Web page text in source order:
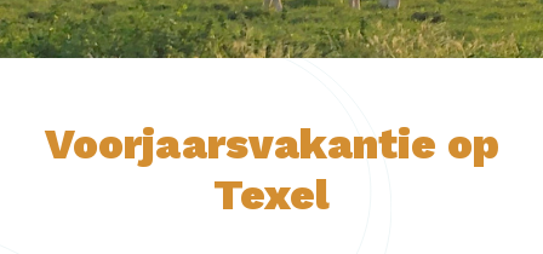
Voorjaarsvakantie op
Texel